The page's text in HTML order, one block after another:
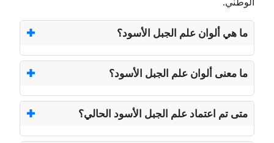
الوطني.
ما هي ألوان علم الجبل الأسود؟
ما معنى ألوان علم الجبل الأسود؟
متى تم اعتماد علم الجبل الأسود الحالي؟